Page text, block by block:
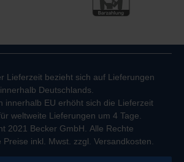
Lieferzeit bezieht sich auf Lieferungen
innerhalb Deutschlands.
innerhalb EU erhöht sich die Lieferzeit
weltweite Lieferungen um 4 Tage.
2021 Becker GmbH. Alle Rechte
inkl. Mwst. zzgl. Versandkosten.